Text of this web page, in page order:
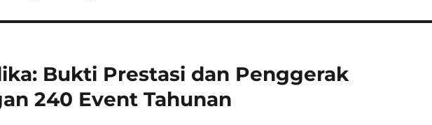
Bukti Prestasi dan Penggerak
240 Event Tahunan